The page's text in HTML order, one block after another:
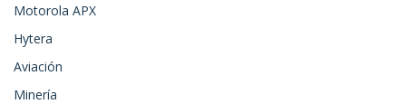
Motorola APX
Hytera
Aviación
Minería